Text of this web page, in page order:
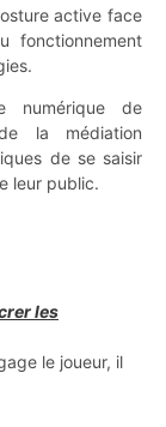
active face
fonctionnement
numérique de
la médiation
de se saisir
leur public.
les
le joueur, il